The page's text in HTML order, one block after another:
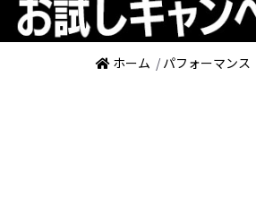
ホーム / パフォーマンス